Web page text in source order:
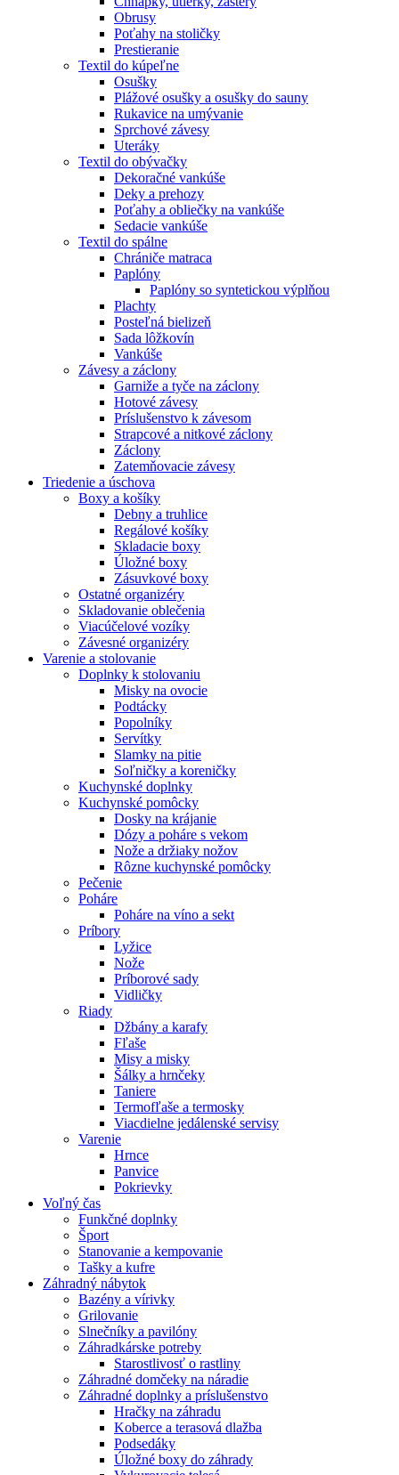
Obrusy
Poťahy na stoličky
Prestieranie
Textil do kúpeľne
Osušky
Plážové osušky a osušky do sauny
Rukavice na umývanie
Sprchové závesy
Uteráky
Textil do obývačky
Dekoračné vankúše
Deky a prehozy
Poťahy a obliečky na vankúše
Sedacie vankúše
Textil do spálne
Chrániče matraca
Paplóny
Paplóny so syntetickou výplňou
Plachty
Posteľná bielizeň
Sada lôžkovín
Vankúše
Závesy a záclony
Garniže a tyče na záclony
Hotové závesy
Príslušenstvo k závesom
Strapcové a nitkové záclony
Záclony
Zatemňovacie závesy
Triedenie a úschova
Boxy a košíky
Debny a truhlice
Regálové košíky
Skladacie boxy
Úložné boxy
Zásuvkové boxy
Ostatné organizéry
Skladovanie oblečenia
Viacúčelové vozíky
Závesné organizéry
Varenie a stolovanie
Doplnky k stolovaniu
Misky na ovocie
Podtácky
Popolníky
Servítky
Slamky na pitie
Soľničky a koreničky
Kuchynské doplnky
Kuchynské pomôcky
Dosky na krájanie
Dózy a poháre s vekom
Nože a držiaky nožov
Rôzne kuchynské pomôcky
Pečenie
Poháre
Poháre na víno a sekt
Príbory
Lyžice
Nože
Príborové sady
Vidličky
Riady
Džbány a karafy
Fľaše
Misy a misky
Šálky a hrnčeky
Taniere
Termofľaše a termosky
Viacdielne jedálenské servisy
Varenie
Hrnce
Panvice
Pokrievky
Voľný čas
Funkčné doplnky
Šport
Stanovanie a kempovanie
Tašky a kufre
Záhradný nábytok
Bazény a vírivky
Grilovanie
Slnečníky a pavilóny
Záhradkárske potreby
Starostlivosť o rastliny
Záhradné domčeky na náradie
Záhradné doplnky a príslušenstvo
Hračky na záhradu
Koberce a terasová dlažba
Podsedáky
Úložné boxy do záhrady